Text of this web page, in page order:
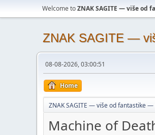
Welcome toZNAK SAGITE — više od
ZNAK SAGITE —
08-08-2026, 03:00:51
Home
ZNAK SAGITE — više od fantastike
Machine of